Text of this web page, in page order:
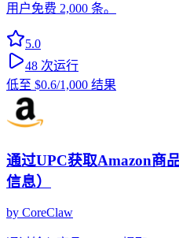
用户免费 2,000 条。
5.0
48 次运行
低至 $0.6/1,000 结果
通过UPC获取Amazon商
信息）
by CoreClaw